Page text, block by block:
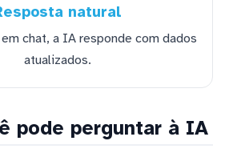
natural
chat, a IA responde com dados
atualizados.
pode perguntar à IA